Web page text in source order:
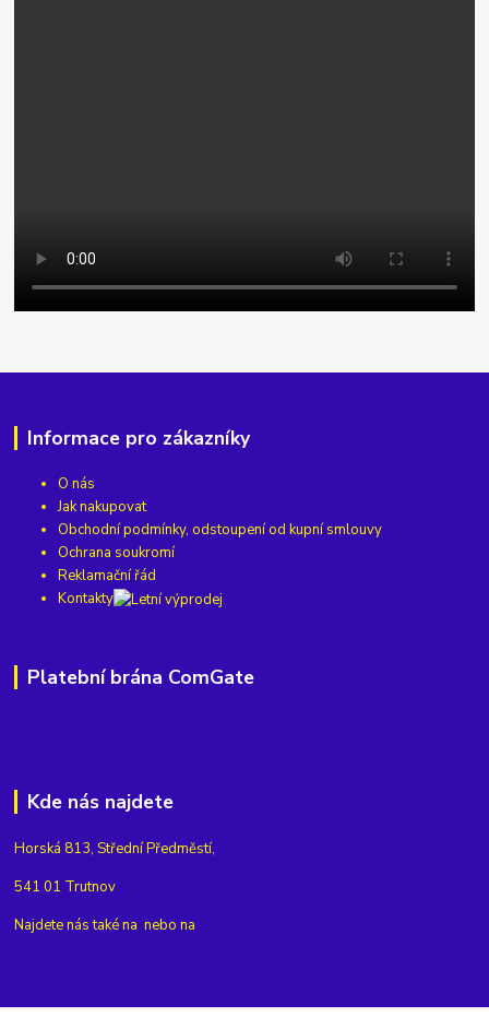
Informace pro zákazníky
O nás
Jak nakupovat
Obchodní podmínky, odstoupení od kupní smlouvy
Ochrana soukromí
Reklamační řád
Kontakty
Platební brána ComGate
Kde nás najdete
Horská 813, Střední Předměstí,
541 01 Trutnov
Najdete nás také na nebo na